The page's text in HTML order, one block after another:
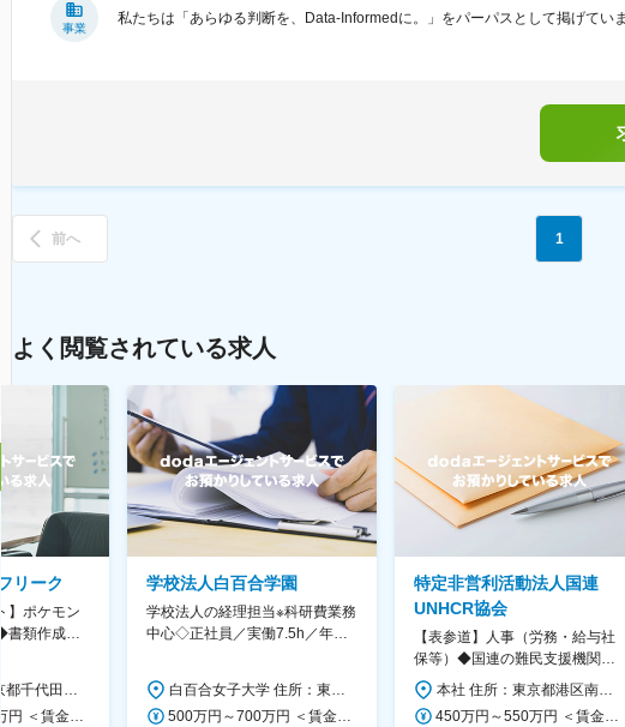
事業
私たちは「あらゆる判断を、Data-Informedに。」をパーパスとして掲げてい
前へ 1
よく閲覧されている求人
フリーク
】ポケモン
書類作成・
本社 住所：東京都千代田区神田錦町2-2-1 KANDASQUARE 受動喫煙対策：屋内全面禁煙 変更の範囲：会社の定める事業所
350万円～500万円 ＜賃金形態＞ 月給制 ＜賃金内訳＞ 月額（基本給）：215,000円～307,000円 固定残業手当/月：76,700円～110,000円（固定残業時間45時間0分/月） 超過した時間外労働の残業手当は追加支給 ＜月給＞ 291,700円～417,000円（一律手当を含む） ＜昇給有無＞ 有 ＜残業手当＞ 有 ＜給与補足＞ ※経験・能力を考慮の上、年齢に関わりなく当社規定により優遇します。 賃金はあくまでも目安の金額であり、選考を通じて上下する可能性があります。 月給(月額)は固定手当を含めた表記です。
学校法人白百合学園
学校法人の経理担当※科研費業務
中心◇正社員／実働7.5h／年休
大学
白百合女子大学 住所：東京都調布市緑ヶ丘1-25 勤務地最寄駅：京王線／仙川駅 受動喫煙対策：屋内全面禁煙 変更の範囲：会社の定める事業所
500万円～700万円 ＜賃金形態＞ 月給制 ＜賃金内訳＞ 月額（基本給）：280,000円～430,000円 ＜月給＞ 280,000円～430,000円 ＜昇給有無＞ 有 ＜残業手当＞ 有 ＜給与補足＞ ※年齢・過去の経験に基づき、本学規定に合わせ決定 【残業手当】有 /残業時間に応じて全額支給（※想定年収に含む） 【各種手当】扶養手当/住宅手当/通勤手当 等 【賞与】年2回（6月、12月） 【昇給】年1回（4月） 賃金はあくまでも目安の金額であり、選考を通じて上下する可能性があります。 月給(月額)は固定手当を含めた表記です。
特定非営利活動法人国連
UNHCR協会
【表参道】人事（労務・給与社
保等）◆国連の難民支援機関の
活動を支える日本公式支援窓口
◆正職員登用前提
本社 住所：東京都港区南青山6-10-11 ウェスレーセンター3F 勤務地最寄駅：地下鉄各線／表参道駅 受動喫煙対策：屋内全面禁煙 変更の範囲：会社の定める事業所（リモートワーク含む）
450万円～550万円 ＜賃金形態＞ 月給制 ＜賃金内訳＞ 月額（基本給）：340,000円～420,000円 ＜月給＞ 340,000円～420,000円 ＜昇給有無＞ 有 ＜残業手当＞ 有 ＜給与補足＞ ※能力・経験によって決定します。 ■賞与あり（業績評価に応じて支給） 賃金はあくまでも目安の金額であり、選考を通じて上下する可能性があります。 月給(月額)は固定手当を含めた表記です。